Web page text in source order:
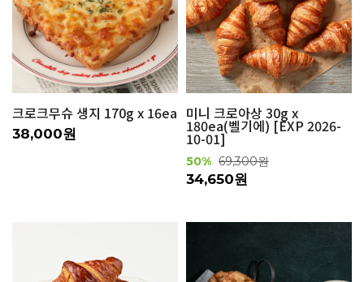
크로크무슈 생지 170g x 16ea
38,000원
미니 크로아상 30g x
180ea(벨기에) [EXP 2026-
10-01]
50% 69,300원
34,650원